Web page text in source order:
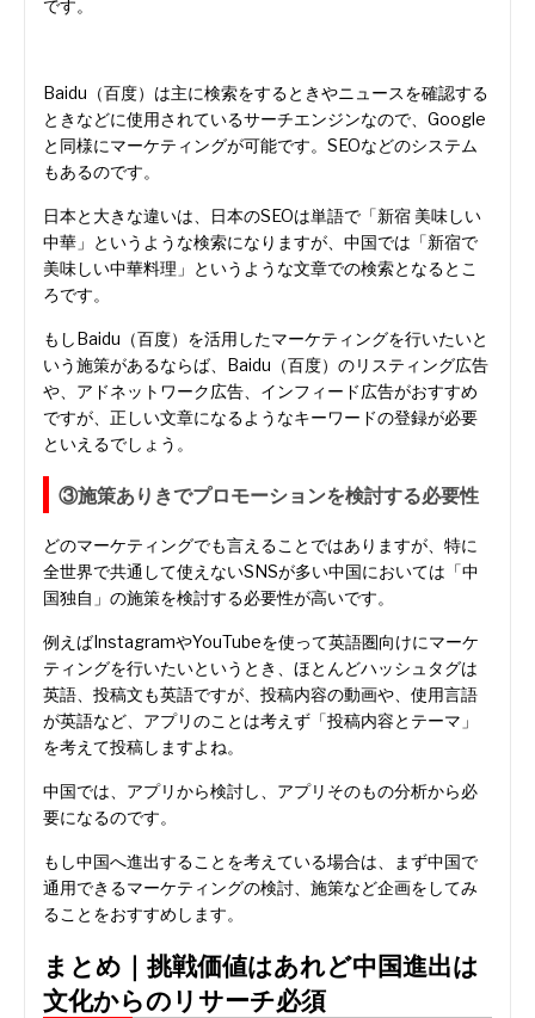
です。
Baidu（百度）は主に検索をするときやニュースを確認する
ときなどに使用されているサーチエンジンなので、Google
と同様にマーケティングが可能です。SEOなどのシステム
もあるのです。
日本と大きな違いは、日本のSEOは単語で「新宿 美味しい
中華」というような検索になりますが、中国では「新宿で
美味しい中華料理」というような文章での検索となるとこ
ろです。
もしBaidu（百度）を活用したマーケティングを行いたいと
いう施策があるならば、Baidu（百度）のリスティング広告
や、アドネットワーク広告、インフィード広告がおすすめ
ですが、正しい文章になるようなキーワードの登録が必要
といえるでしょう。
③施策ありきでプロモーションを検討する必要性
どのマーケティングでも言えることではありますが、特に
全世界で共通して使えないSNSが多い中国においては「中
国独自」の施策を検討する必要性が高いです。
例えばInstagramやYouTubeを使って英語圏向けにマーケ
ティングを行いたいというとき、ほとんどハッシュタグは
英語、投稿文も英語ですが、投稿内容の動画や、使用言語
が英語など、アプリのことは考えず「投稿内容とテーマ」
を考えて投稿しますよね。
中国では、アプリから検討し、アプリそのもの分析から必
要になるのです。
もし中国へ進出することを考えている場合は、まず中国で
通用できるマーケティングの検討、施策など企画をしてみ
ることをおすすめします。
まとめ｜挑戦価値はあれど中国進出は
文化からのリサーチ必須